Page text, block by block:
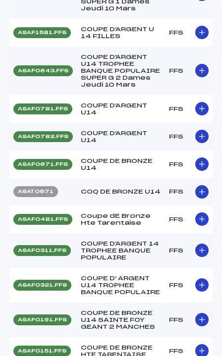
SUPER G 1 Dames
Jeudi 10 Mars
ASAF1581.FFS
COUPE D'ARGENT U
14 FILLES
FFS
ASAF0643.FFS
COUPE D'ARGENT
U14 TROPHEE
BANQUE POPULAIRE
SUPER G 2 Dames
Jeudi 10 Mars
FFS
ASAF0781.FFS
COUPE D'ARGENT
U14
FFS
ASAF0782.FFS
COUPE D'ARGENT
U14
FFS
ASAF0671.FFS
COUPE DE BRONZE
U14
FFS
ASAT0671 COQ DE BRONZE U14 FFS
ASAF0481.FFS
Coupe dE Bronze
Hte Tarentaise
FFS
ASAF0311.FFS
COUPE D'ARGENT 14
TROPHEE BANQUE
POPULAIRE
FFS
ASAF0321.FFS
COUPE D' ARGENT
U14 TROPHEE
BANQUE POPULAIRE
FFS
ASAF0191.FFS
COUPE DE BRONZE
U14 SAINTE FOY
GEANT 2 MANCHES
FFS
ASAF0151.FFS
COUPE DE BRONZE
HTE TARENTAISE
FFS